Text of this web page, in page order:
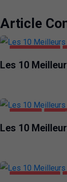
Article
Les 10
Les 10